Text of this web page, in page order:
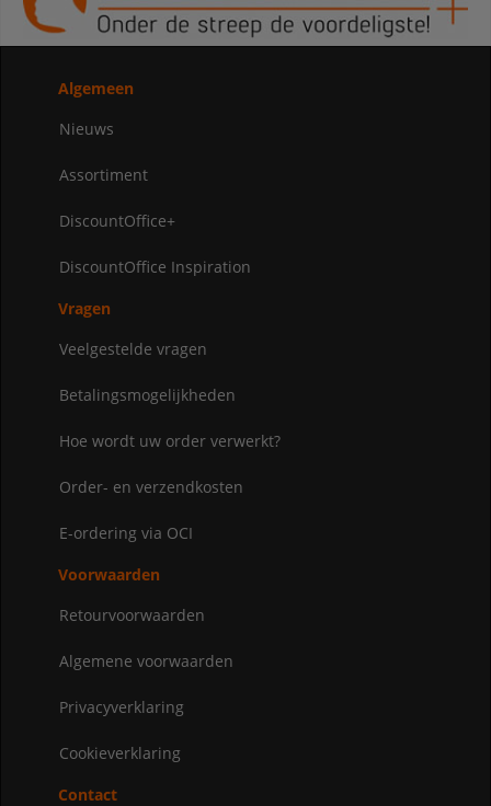
Algemeen
Nieuws
Assortiment
DiscountOffice+
DiscountOffice Inspiration
Vragen
Veelgestelde vragen
Betalingsmogelijkheden
Hoe wordt uw order verwerkt?
Order- en verzendkosten
E-ordering via OCI
Voorwaarden
Retourvoorwaarden
Algemene voorwaarden
Privacyverklaring
Cookieverklaring
Contact